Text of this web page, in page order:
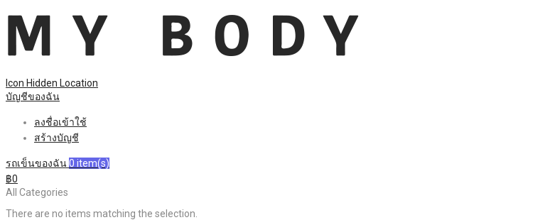
Icon Hidden Location
บัญชีของฉัน
ลงชื่อเข้าใช้
สร้างบัญชี
รถเข็นของฉัน0 item(s)
฿0
All Categories
There are no items matching the selection.